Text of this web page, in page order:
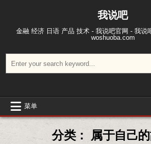
我说吧
金融 经济 日语 产品 技术 - 我说吧官网 - 我说
woshuoba.com
菜单
分类： 属于自己